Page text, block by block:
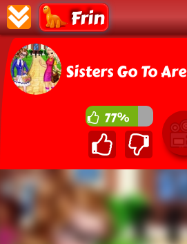
Frin
Sisters Go To
77%